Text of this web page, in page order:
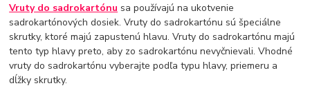
Vruty do sadrokartónu sa používajú na ukotvenie
sadrokartónových dosiek. Vruty do sadrokartónu sú špeciálne
skrutky, ktoré majú zapustenú hlavu. Vruty do sadrokartónu majú
tento typ hlavy preto, aby zo sadrokartónu nevyčnievali. Vhodné
vruty do sadrokartónu vyberajte podľa typu hlavy, priemeru a
dĺžky skrutky.